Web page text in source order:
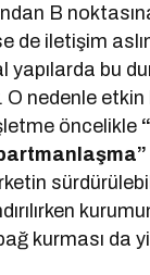
B
de iletişim
yapılarda bu
O nedenle
öncelikle
kurması da